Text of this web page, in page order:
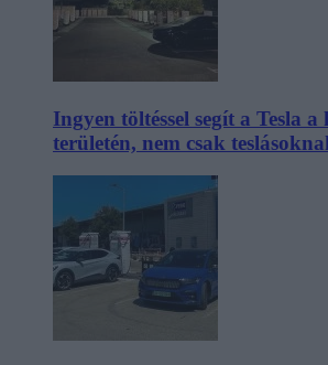
Ingyen töltéssel segít a Tesla
területén, nem csak